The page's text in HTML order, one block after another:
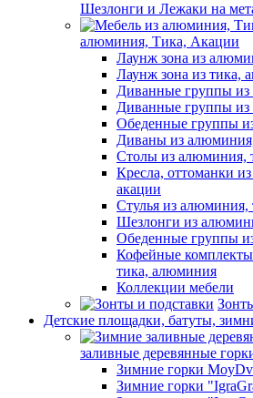
Шезлонги и Лежаки на
алюминия, Тика, Акации
Лаунж зона из
Лаунж зона из тика,
Диванные группы
Диванные группы из
Обеденные группы
Диваны из
Столы из алюминия,
Кресла, оттоманки
акации
Стулья из алюминия,
Шезлонги из
Обеденные группы
Кофейные комплекты
тика, алюминия
Коллекции мебели
Детские площадки, батуты,
заливные деревянные
Зимние горки
Зимние горки